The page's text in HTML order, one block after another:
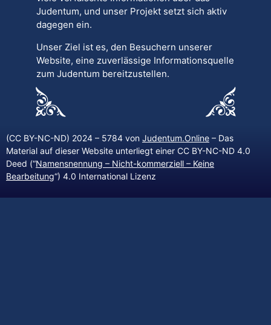
Judentum, und unser Projekt setzt sich aktiv
dagegen ein.
Unser Ziel ist es, den Besuchern unserer
Website, eine zuverlässige Informationsquelle
zum Judentum bereitzustellen.
(CC BY-NC-ND) 2024 – 5784 von Judentum.Online – Das
Material auf dieser Website unterliegt einer CC BY-NC-ND 4.0
Deed (“Namensnennung – Nicht-kommerziell – Keine
Bearbeitung“) 4.0 International Lizenz